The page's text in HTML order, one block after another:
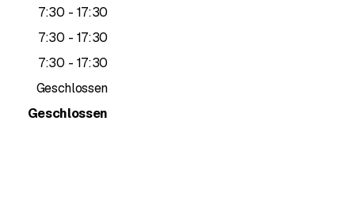
Mustertapeten, Glasfasergewebe, Varioflies, Digitaldruck-
7:30 - bis
17:30
7:30 - bis
17:30
7:30 - bis
17:30
Geschlossen
Geschlossen